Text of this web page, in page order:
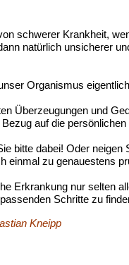
schwerer Krankheit,
natürlich unsicherer
Organismus
Überzeugungen und
auf die
bitte dabei! Oder
einmal zu genauestens
Erkrankung nur selten
Schritte zu
Kneipp